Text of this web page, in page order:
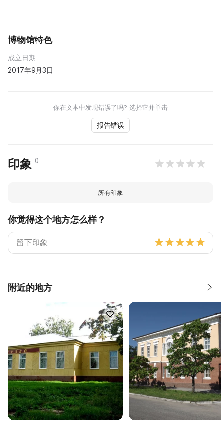
博物馆特色
成立日期
2017年9月3日
你在文本中发现错误了吗? 选择它并单击
报告错误
印象 0
所有印象
你觉得这个地方怎么样？
附近的地方